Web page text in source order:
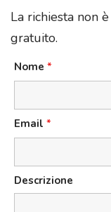
La richiesta non
gratuito.
Nome *
Email *
Descrizione